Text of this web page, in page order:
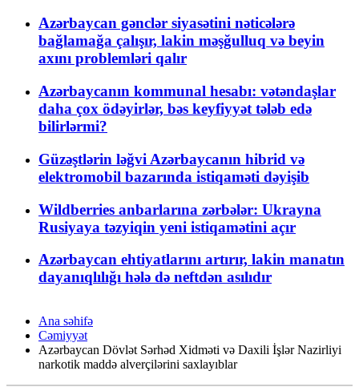
Azərbaycan gənclər siyasətini nəticələrə
bağlamağa çalışır, lakin məşğulluq və beyin
axını problemləri qalır
Azərbaycanın kommunal hesabı: vətəndaşlar
daha çox ödəyirlər, bəs keyfiyyət tələb edə
bilirlərmi?
Güzəştlərin ləğvi Azərbaycanın hibrid və
elektromobil bazarında istiqaməti dəyişib
Wildberries anbarlarına zərbələr: Ukrayna
Rusiyaya təzyiqin yeni istiqamətini açır
Azərbaycan ehtiyatlarını artırır, lakin manatın
dayanıqlılığı hələ də neftdən asılıdır
Ana səhifə
Cəmiyyət
Azərbaycan Dövlət Sərhəd Xidməti və Daxili İşlər Nazirliyi
narkotik maddə alverçilərini saxlayıblar